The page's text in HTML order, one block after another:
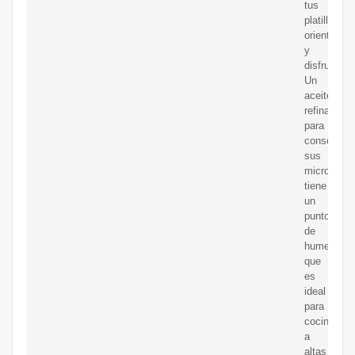
tus
platillos
orientales
y
disfruta!
Un
aceite
refinado
para
conservar
sus
tiene
un
punto
de
humeo
que
es
ideal
para
cocinar
a
altas